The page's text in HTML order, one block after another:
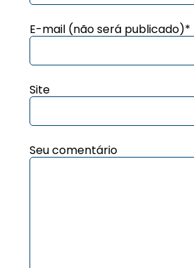
E-mail (não será publicado)*
Site
Seu comentário